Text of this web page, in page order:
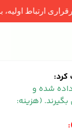
کرد:
شده و
(هزینه:
ارتباط